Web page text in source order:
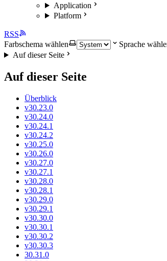
Application
Platform
RSS
Farbschema wählen
Sprache
Auf dieser Seite
Auf dieser Seite
Überblick
v30.23.0
v30.24.0
v30.24.1
v30.24.2
v30.25.0
v30.26.0
v30.27.0
v30.27.1
v30.28.0
v30.28.1
v30.29.0
v30.29.1
v30.30.0
v30.30.1
v30.30.2
v30.30.3
30.31.0